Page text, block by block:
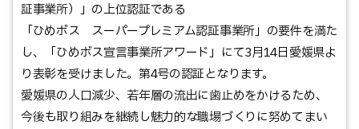
証事業所）」の上位認証である
「ひめボス スーパープレミアム認証事業所」の要件を満た
し、「ひめボス宣言事業所アワード」にて3月14日愛媛県よ
り表彰を受けました。第4号の認証となります。
愛媛県の人口減少、若年層の流出に歯止めをかけるため、
今後も取り組みを継続し魅力的な職場づくりに努めてまい